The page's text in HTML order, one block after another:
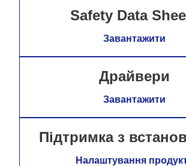
Safety Data
Завантажити
Драйвери
Завантажити
Підтримка з
Налаштування